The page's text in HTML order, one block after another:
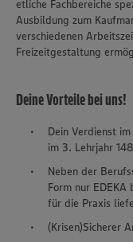
etliche Fachbereiche
Ausbildung zum
verschiedenen
Freizeitgestaltung
Deine Vorteile bei uns!
Dein Verdienst
im 3. Lehrjahr
Neben der
Form nur
für die Praxis
(Krisen)Sicherer